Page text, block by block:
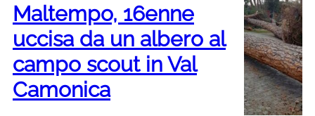
Maltempo, 16enne
uccisa da un albero al
campo scout in Val
Camonica